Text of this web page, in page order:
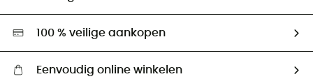
Hardgreen
100 % veilige aankopen
Eenvoudig online winkelen